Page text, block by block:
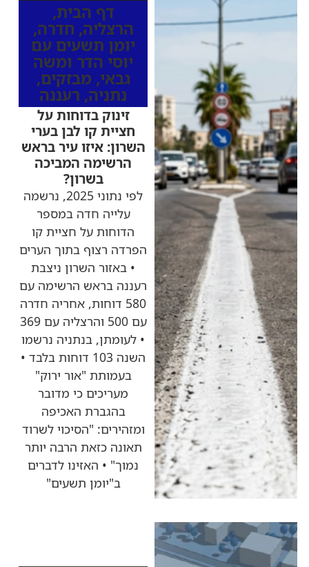
דף הבית,
הרצליה, חדרה,
יומן תשעים עם
יוסי הדר ומשה
גבאי, מבזקים,
נתניה, רעננה
זינוק בדוחות על
חציית קו לבן בערי
השרון: איזו עיר בראש
הרשימה המביכה
בשרון?
לפי נתוני 2025, נרשמה
עלייה חדה במספר
הדוחות על חציית קו
הפרדה רצוף בתוך הערים
• באזור השרון ניצבת
רעננה בראש הרשימה עם
580 דוחות, אחריה חדרה
עם 500 והרצליה עם 369
• לעומתן, בנתניה נרשמו
השנה 103 דוחות בלבד •
בעמותת "אור ירוק"
מעריכים כי מדובר
בהגברת האכיפה
ומזהירים: "הסיכוי לשרוד
תאונה כזאת הרבה יותר
נמוך" • האזינו לדברים
ב"יומן תשעים"